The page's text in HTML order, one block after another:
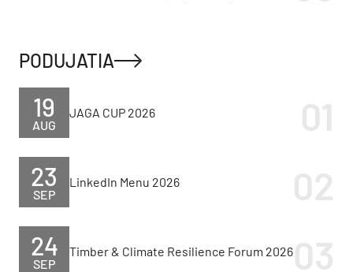
PODUJATIA
AUG
19 JAGA CUP 2026
SEP
23 LinkedIn Menu 2026
SEP
24 Timber & Climate Resilience Forum 2026